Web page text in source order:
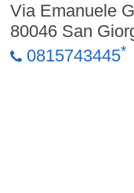
Via Emanuele
80046 San
0815743445*